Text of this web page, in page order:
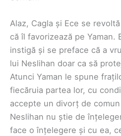
Alaz, Cagla și Ece se
că îl favorizează pe Yaman.
instigă și se preface că a
lui Neslihan doar ca să
Atunci Yaman le spune
fiecăruia partea lor, cu
accepte un divorț de comun
Neslihan nu știe de
face o înțelegere și cu ea,